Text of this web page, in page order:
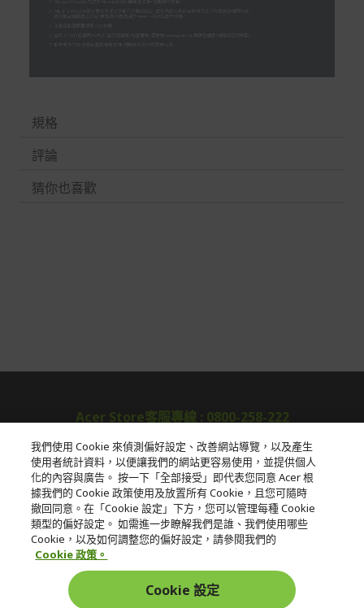
規格
評論
猜你也喜歡
Acer Store客服專線 : 0800-258-222
關於宏碁
服務
宏碁網路商城
在社群上追蹤 Acer
我們使用 Cookie 來偵測偏好設定、改善網站導覽，以及產生
使用者統計資料，以便讓我們的網站更容易使用，並提供個人
化的內容與廣告。 按一下「全部接受」即代表您同意 Acer 根
據我們的 Cookie 政策使用及放置所有 Cookie，且您可隨時
撤回同意。在「Cookie 設定」下方，您可以管理每種 Cookie
類型的偏好設定。 如需進一步瞭解我們是誰、我們使用哪些
Cookie，以及如何調整您的偏好設定，請參閱我們的
Cookie 政策。
Cookie 設定